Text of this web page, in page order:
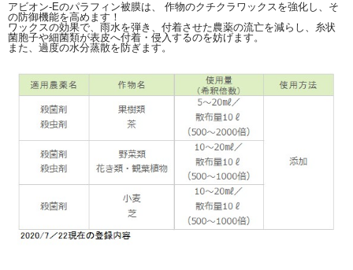
アビオン-Eのパラフィン被膜は、 作物のクチクラワックスを強化し、そ
の防御機能を高めます！
ワックスの効果で、雨水を弾き、付着させた農薬の流亡を減らし、糸状
菌胞子や細菌類が表皮へ付着・侵入するのを妨げます。
また、過度の水分蒸散を防ぎます。